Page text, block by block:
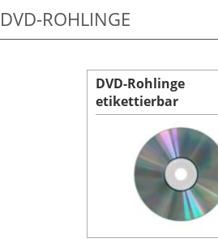
DVD-ROHLINGE
DVD-Rohlinge
etikettierbar